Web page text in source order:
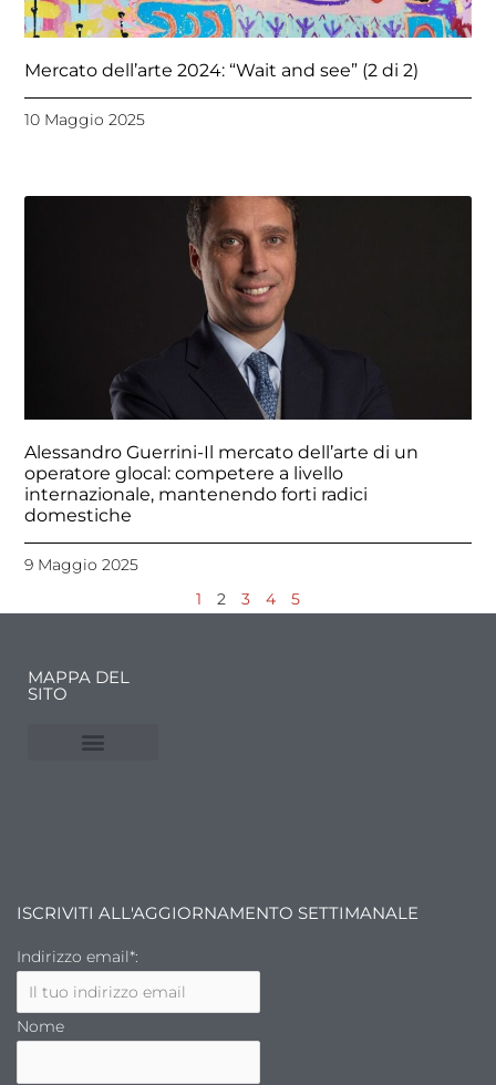
Mercato dell’arte 2024: “Wait and see” (2 di 2)
10 Maggio 2025
Alessandro Guerrini-Il mercato dell’arte di un
operatore glocal: competere a livello
internazionale, mantenendo forti radici
domestiche
9 Maggio 2025
1 2 3 4 5
MAPPA DEL
SITO
ISCRIVITI ALL'AGGIORNAMENTO SETTIMANALE
Indirizzo email*:
Nome